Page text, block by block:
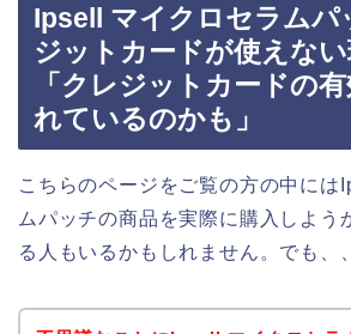
Ipsell マイクロセラムパ
ジットカードが使えない
「クレジットカードの
れているのかも」
こちらのページをご覧の方の中には
ムパッチの商品を実際に購入しよう
る人もいるかもしれません。でも、